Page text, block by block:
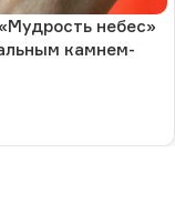
небес»
камнем-